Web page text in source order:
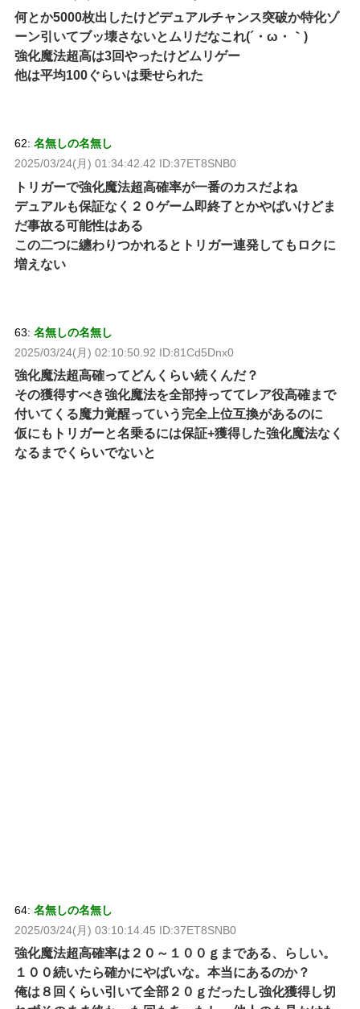
何とか5000枚出したけどデュアルチャンス突破か特化ゾ
ーン引いてブッ壊さないとムリだなこれ(´・ω・｀)
強化魔法超高は3回やったけどムリゲー
他は平均100ぐらいは乗せられた
62: 名無しの名無し
2025/03/24(月) 01:34:42.42 ID:37ET8SNB0
トリガーで強化魔法超高確率が一番のカスだよね
デュアルも保証なく２０ゲーム即終了とかやばいけどま
だ事故る可能性はある
この二つに纏わりつかれるとトリガー連発してもロクに
増えない
63: 名無しの名無し
2025/03/24(月) 02:10:50.92 ID:81Cd5Dnx0
強化魔法超高確ってどんくらい続くんだ？
その獲得すべき強化魔法を全部持っててレア役高確まで
付いてくる魔力覚醒っていう完全上位互換があるのに
仮にもトリガーと名乗るには保証+獲得した強化魔法なく
なるまでくらいでないと
64: 名無しの名無し
2025/03/24(月) 03:10:14.45 ID:37ET8SNB0
強化魔法超高確率は２０～１００ｇまである、らしい。
１００続いたら確かにやばいな。本当にあるのか？
俺は８回くらい引いて全部２０ｇだったし強化獲得し切